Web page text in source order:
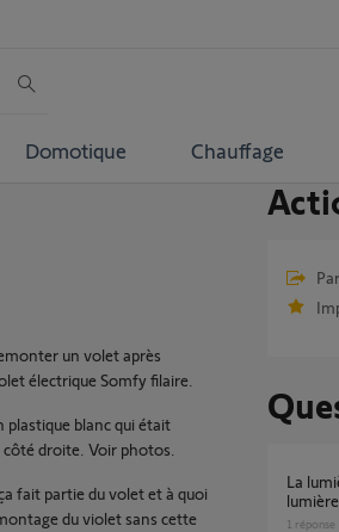
Domotique Chauffage
un volet après
électrique Somfy filaire.
plastique blanc qui était
côté droite. Voir photos.
fait partie du volet et à quoi
du violet sans cette
La lumière de ma box clignote blanc et la
1 réponse